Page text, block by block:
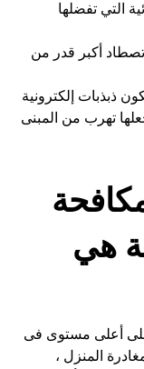
التي تفضلها
أكبر قدر من
ذبذبات إلكترونية
تهرب من المبنى
هي
أعلى مستوى فى
المنزل ،